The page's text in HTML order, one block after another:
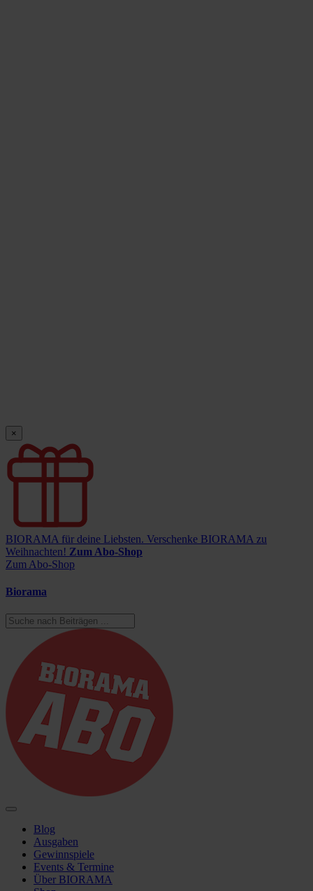
×
BIORAMA für deine Liebsten. Verschenke BIORAMA zu
Weihnachten! Zum Abo-Shop
Zum Abo-Shop
Biorama
Blog
Ausgaben
Gewinnspiele
Events & Termine
Über BIORAMA